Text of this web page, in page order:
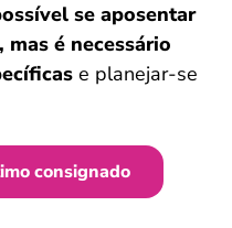
se aposentar
é necessário
e planejar-se
consignado